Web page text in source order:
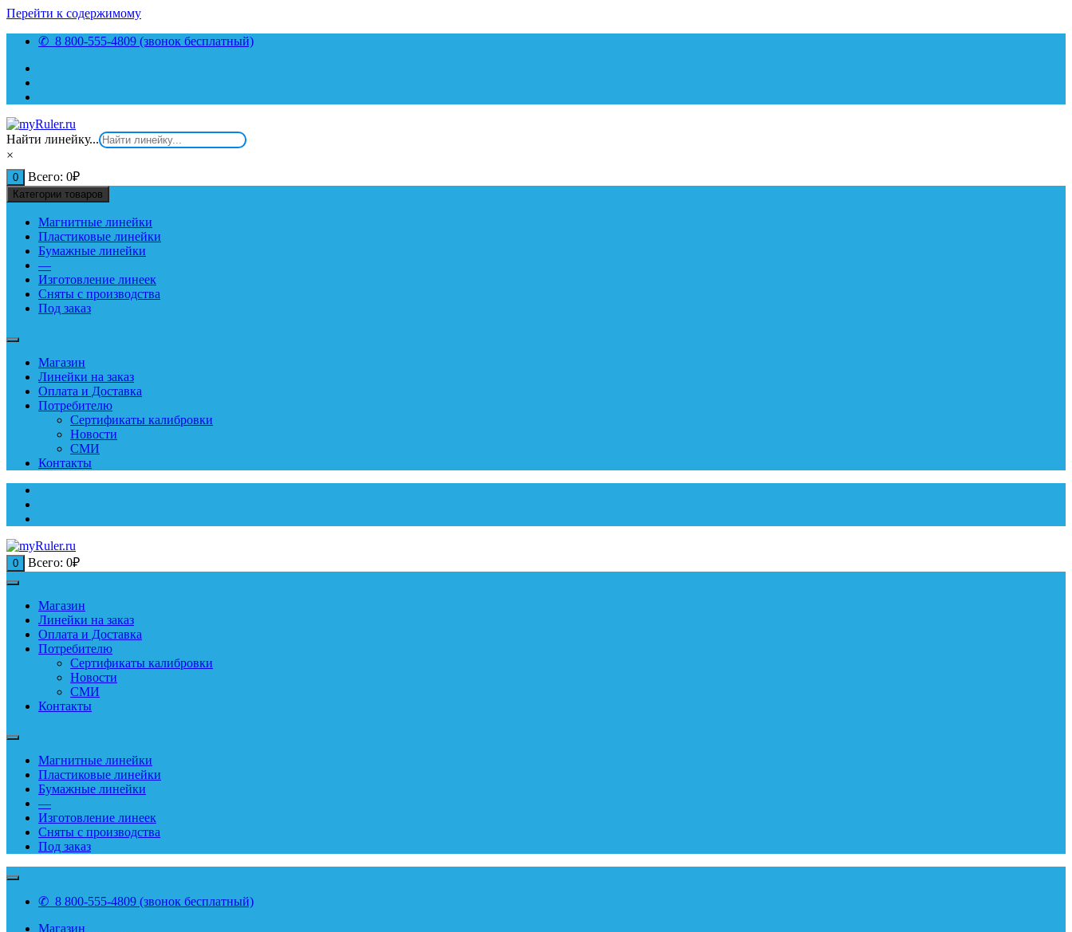
Перейти к содержимому
✆ 8 800-555-4809 (звонок бесплатный)
Найти линейку...
×
0 Всего: 0₽
Категории товаров
Магнитные линейки
Пластиковые линейки
Бумажные линейки
—
Изготовление линеек
Сняты с производства
Под заказ
Магазин
Линейки на заказ
Оплата и Доставка
Потребителю
Сертификаты калибровки
Новости
СМИ
Контакты
0 Всего: 0₽
Магазин
Линейки на заказ
Оплата и Доставка
Потребителю
Сертификаты калибровки
Новости
СМИ
Контакты
Магнитные линейки
Пластиковые линейки
Бумажные линейки
—
Изготовление линеек
Сняты с производства
Под заказ
✆ 8 800-555-4809 (звонок бесплатный)
Магазин